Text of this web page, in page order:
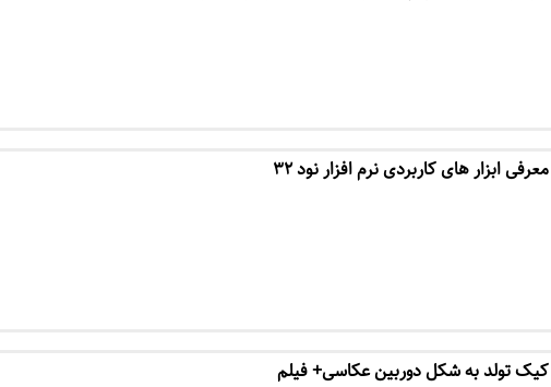
معرفی ابزار های کاربردی نرم افزار نود ۳۲
کیک تولد به شکل دوربین عکاسی+ فیلم